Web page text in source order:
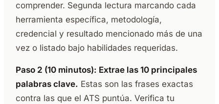
comprender. Segunda lectura marcando cada
herramienta específica, metodología,
credencial y resultado mencionado más de una
vez o listado bajo habilidades requeridas.
Paso 2 (10 minutos): Extrae las 10 principales
palabras clave. Estas son las frases exactas
contra las que el ATS puntúa. Verifica tu